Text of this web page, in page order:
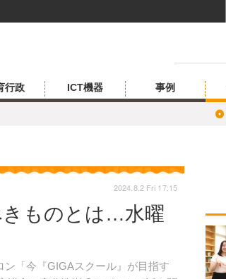
行政 ICT機器 事例
きものとは…水曜
「今『GIGAスクール』が目指す
2024.8.2 Fri 17:15